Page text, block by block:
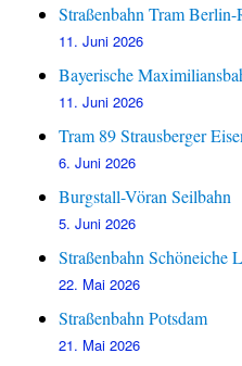
Straßenbahn Tram
11. Juni 2026
Bayerische
11. Juni 2026
Tram 89 Strausberger
6. Juni 2026
Burgstall-Vöran Seilbahn
5. Juni 2026
Straßenbahn Schöneiche
22. Mai 2026
Straßenbahn Potsdam
21. Mai 2026